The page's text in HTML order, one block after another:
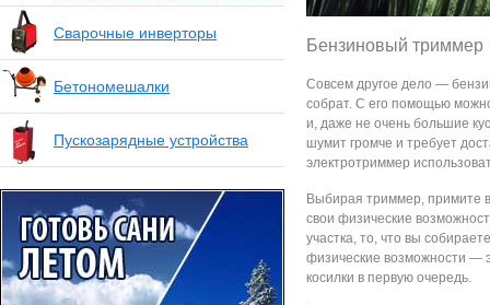
Сварочные инверторы
Бетономешалки
Пускозарядные устройства
Бензиновый триммер
Совсем другое дело —
собрат. С его помощью
и, даже не очень большие
шумит громче и требует
электротриммер
Выбирая триммер, примите
свои физические
участка, то, что вы
физические возможности —
косилки в первую очередь.